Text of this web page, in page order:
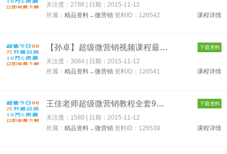
关注度：2786 | 日期：2015-11-12
所属：精品资料→微营销 资料ID：126542 课程详情
【孙卓】超级微营销视频课程最新三期教程全套 126541 下载资料
关注度：3084 | 日期： 2015-11-12
所属：精品资料→微营销 资料ID：126541 课程详情
王佳老师超级微营销教程全套9节微商必学课程 126539 下载资料
关注度：1580 | 日期：2015-11-12
所属：精品资料→微营销 资料ID：126539 课程详情